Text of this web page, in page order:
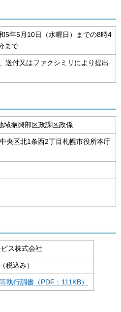
5年5月10日（水曜日）までの8時4
まで
送付又はファクシミリにより提出
域振興部区政課区政係
央区北1条西2丁目札幌市役所本庁
ス株式会社
税込み）
執行調書（PDF：111KB）